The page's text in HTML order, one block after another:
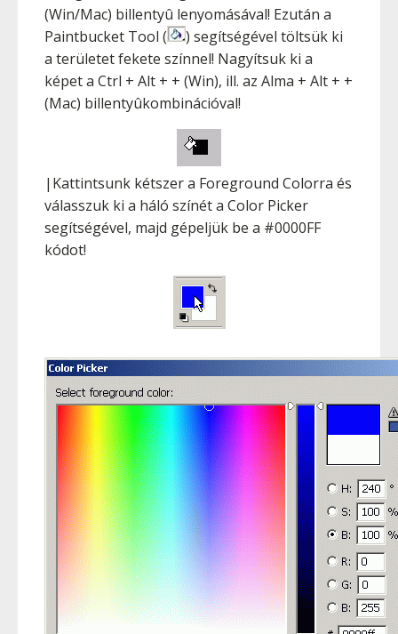
(Win/Mac) billentyû lenyomásával! Ezután a
Paintbucket Tool (
) segítségével töltsük ki
a területet fekete színnel! Nagyítsuk ki a
képet a Ctrl + Alt + + (Win), ill. az Alma + Alt + +
(Mac) billentyûkombinációval!
|Kattintsunk kétszer a Foreground Colorra és
válasszuk ki a háló színét a Color Picker
segítségével, majd gépeljük be a #0000FF
kódot!